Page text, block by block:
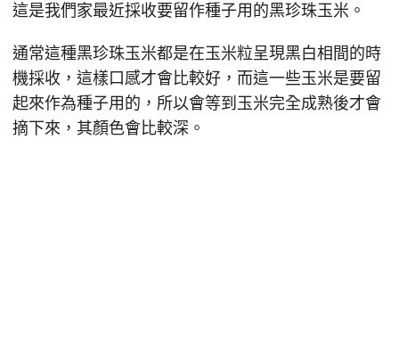
這是我們家最近採收要留作種子用的黑珍珠玉米。
通常這種黑珍珠玉米都是在玉米粒呈現黑白相間的時
機採收，這樣口感才會比較好，而這一些玉米是要留
起來作為種子用的，所以會等到玉米完全成熟後才會
摘下來，其顏色會比較深。